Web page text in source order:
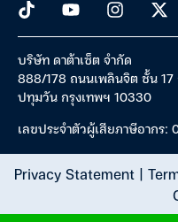
บริษัท ดาต้าเซ็ต จำกัด
888/178 ถนนเพลินจิต ชั้น 17
ปทุมวัน กรุงเทพฯ 10330
เลขประจำตัวผู้เสียภาษีอากร
Privacy Statement|